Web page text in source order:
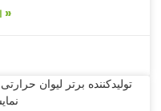
فضای باز، به ویژه
ترکیب عملکرد با ظاهری
دائماً به دنبال راه‌هایی
»